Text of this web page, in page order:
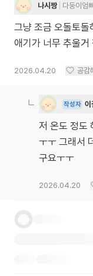
나시짱 다둥이엄
그냥 조금 오돌토돌
애기가 너무 추울거
2026.04.20 공감
작성자 이
저 온도 정도
ㅜㅜ 그래서
구요ㅜㅜ
2026.04.20